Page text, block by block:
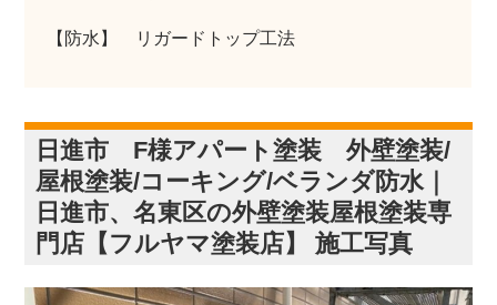
【防水】 リガードトップ工法
日進市 F様アパート塗装 外壁塗装/
屋根塗装/コーキング/ベランダ防水｜
日進市、名東区の外壁塗装屋根塗装専
門店【フルヤマ塗装店】 施工写真